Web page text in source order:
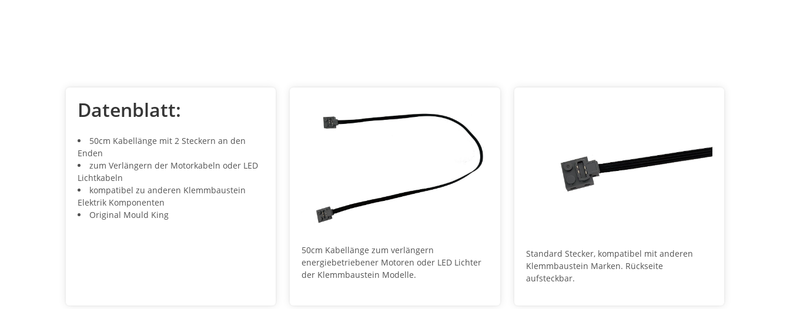
Datenblatt:
50cm Kabellänge mit 2 Steckern an den
Enden
zum Verlängern der Motorkabeln oder LED
Lichtkabeln
kompatibel zu anderen Klemmbaustein
Elektrik Komponenten
Original Mould King
50cm Kabellänge zum verlängern
energiebetriebener Motoren oder LED Lichter
der Klemmbaustein Modelle.
Standard Stecker, kompatibel mit anderen
Klemmbaustein Marken. Rückseite
aufsteckbar.